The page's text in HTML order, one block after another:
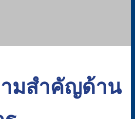
ามสำคัญด้าน